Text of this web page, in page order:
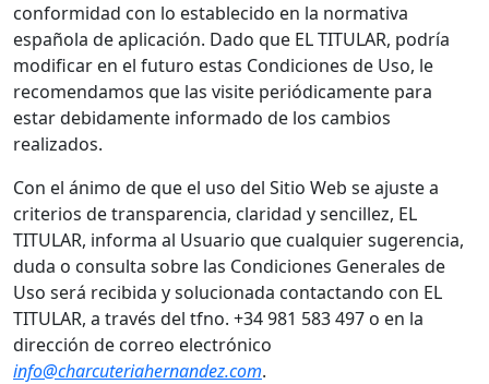
conformidad con lo establecido en la normativa
española de aplicación. Dado que EL TITULAR, podría
modificar en el futuro estas Condiciones de Uso, le
recomendamos que las visite periódicamente para
estar debidamente informado de los cambios
realizados.
Con el ánimo de que el uso del Sitio Web se ajuste a
criterios de transparencia, claridad y sencillez, EL
TITULAR, informa al Usuario que cualquier sugerencia,
duda o consulta sobre las Condiciones Generales de
Uso será recibida y solucionada contactando con EL
TITULAR, a través del tfno. +34 981 583 497 o en la
dirección de correo electrónico
info@charcuteriahernandez.com.